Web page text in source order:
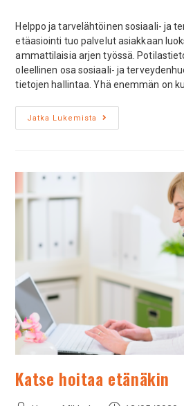
Helppo ja tarvelähtöinen sosiaali- ja
etäasiointi tuo palvelut asiakkaan
ammattilaisia arjen työssä.
oleellinen osa sosiaali- ja
tietojen hallintaa. Yhä enemmän on
Jatka Lukemista
Katse hoitaa etänäkin